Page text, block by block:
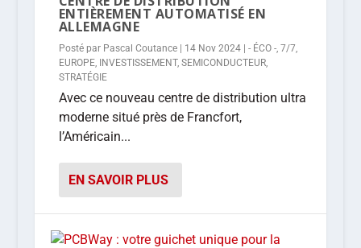
ENTIÈREMENT AUTOMATISÉ EN
ALLEMAGNE
Posté par Pascal Coutance| 14 Nov 2024| - ÉCO -, 7/7,
EUROPE, INVESTISSEMENT, SEMICONDUCTEUR,
STRATÉGIE
Avec ce nouveau centre de distribution ultra
moderne situé près de Francfort,
l’Américain...
EN SAVOIR PLUS